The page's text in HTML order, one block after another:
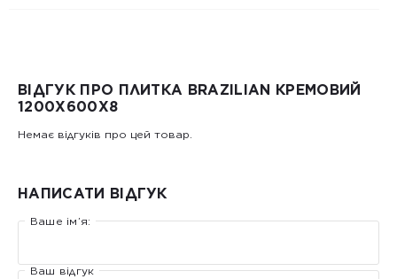
ВІДГУК ПРО ПЛИТКА BRAZILIAN КРЕМОВИЙ
1200X600X8
Немає відгуків про цей товар.
НАПИСАТИ ВІДГУК
Ваше ім’я:
Ваш відгук